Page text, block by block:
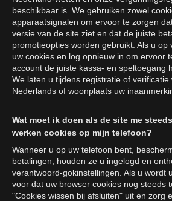
beschikbaar is. We gebruiken zowel
apparaatsignalen om ervoor te zorgen
versie van de site ziet en dat de juiste
promotieopties worden gebruikt. Als u op
uw cookies en log opnieuw in om ervoor
account de juiste kassa- en speltoegang
We laten u tijdens registratie of verificatie
Nederlands of woonplaats uw
Wat moet ik doen als de site me
werken cookies op mijn telefoon?
Wanneer u op uw telefoon bent,
betalingen, houden ze u ingelogd en
verantwoord-gokinstellingen. Als u wordt
voor dat uw browser cookies nog steeds
"Cookies wissen bij afsluiten" uit en zorg